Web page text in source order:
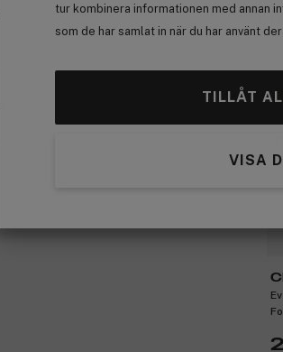
tur kombinera informationen med annan
som de har samlat in när du har använt
TILLÅT
VISA
som du har köpt.